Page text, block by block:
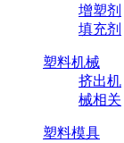
增塑剂
填充剂
塑料机械
挤出机
械相关
塑料模具